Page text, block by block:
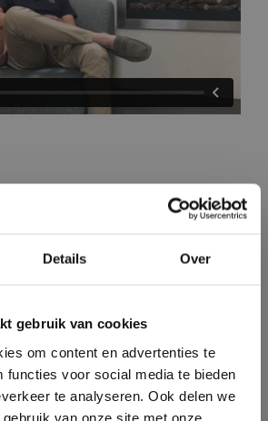
Details Over
gebruik van cookies
om content en advertenties te
functies voor social media te bieden
te analyseren. Ook delen we
van onze site met onze
naar aanleiding van uw
gerust via:
of kom langs in onze
website maakt
van cookies.
Banner was deleted and is no
Please contact the website
administrator.
gebruikt cookies om de
te verbeteren. Door
maken van onze website geeft u